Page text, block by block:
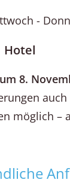
-
Hotel
8.
möglich –